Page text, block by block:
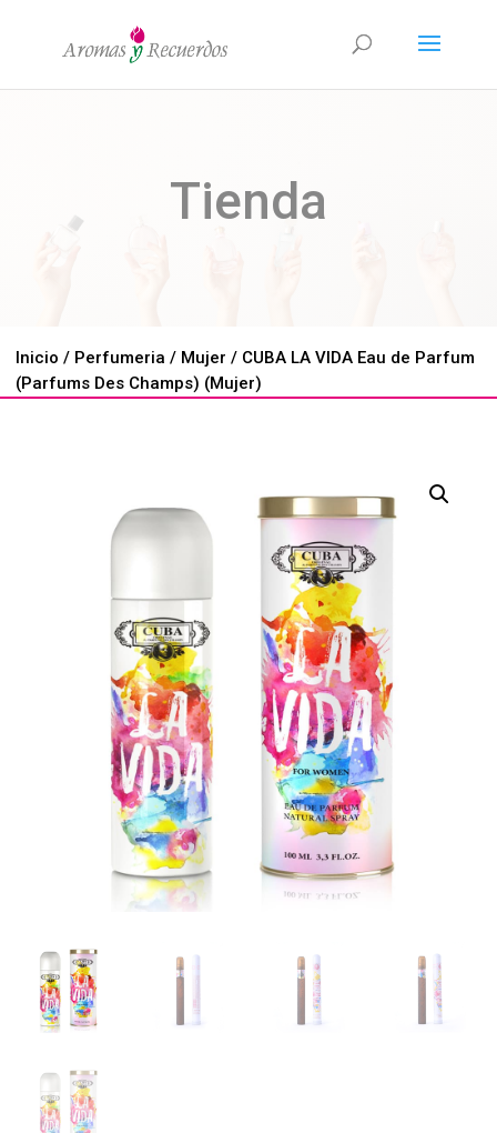
Tienda
Inicio / Perfumeria / Mujer / CUBA LA VIDA Eau de Parfum
(Parfums Des Champs) (Mujer)